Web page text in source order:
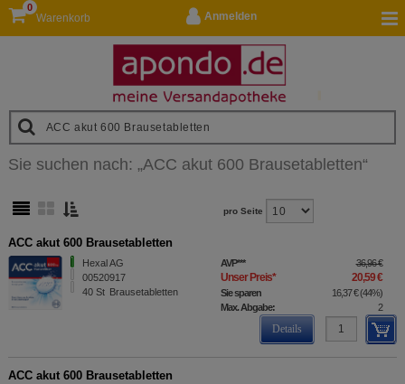
Anmelden
Warenkorb
0
Sie suchen nach: „ACC akut 600 Brausetabletten“
pro Seite
ACC akut 600 Brausetabletten
Hexal AG
00520917
40 St Brausetabletten
AVP*** 36,96 €
Unser Preis* 20,59 €
Sie sparen 16,37 € (44%)
Max. Abgabe:
2
Details
ACC akut 600 Brausetabletten